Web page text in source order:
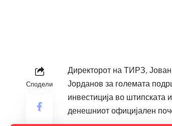
Сподели
Директорот на ТИРЗ,
Јорданов за големата
инвестиција во
денешниот официјален